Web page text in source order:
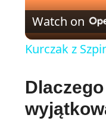
Watch on
Kurczak z